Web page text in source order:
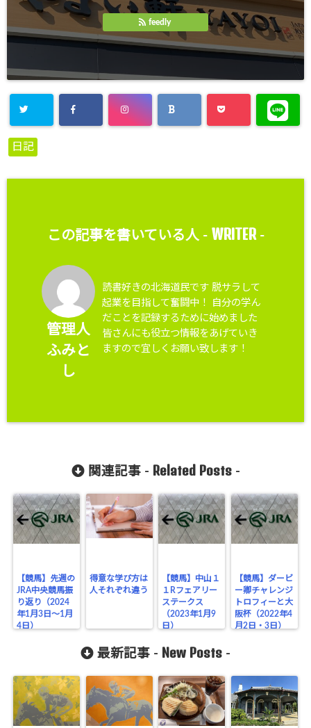
feedly
日記
この記事を書いている人 - WRITER-
管理人
ふみと
し
読書好きの北海道民です 脱サラして
起業を目指して奮闘中！ 自分の学ん
だことを記録するために始めました
皆さんにも役立つ情報をあげていき
ますので宜しくお願い致します！
関連記事 - Related Posts-
【競馬】先週の
JRA中央競馬振
り返り（2024
年1月3日～1月
4日）
得意な学び方は
人それぞれ違う
【競馬】中山１
１Rフェアリー
ステークス
（2023年1月9
日）
【競馬】ダービ
ー卿チャレンジ
トロフィーと大
阪杯（2022年4
月2日・3日）
最新記事 - New Posts -